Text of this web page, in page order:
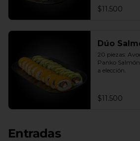
$11.500
Dúo
20 piezas:
Panko
a elección.
$11.500
Entradas